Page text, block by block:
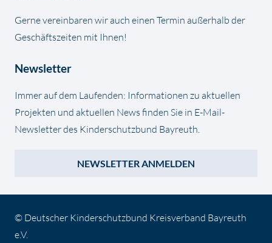
Gerne vereinbaren wir auch einen Termin außerhalb der
Geschäftszeiten mit Ihnen!
Newsletter
Immer auf dem Laufenden: Informationen zu aktuellen
Projekten und aktuellen News finden Sie in E-Mail-
Newsletter des Kinderschutzbund Bayreuth.
NEWSLETTER ANMELDEN
© Deutscher Kinderschutzbund Kreisverband Bayreuth
e.V.